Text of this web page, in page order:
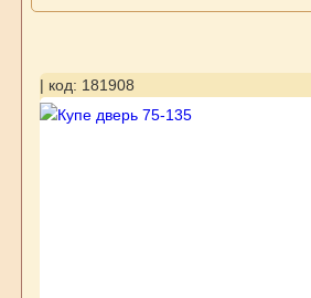
| код: 181908